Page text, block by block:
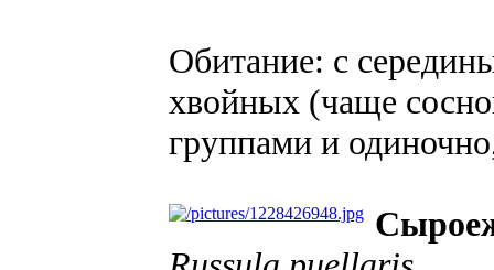
Обитание: с
хвойных (чаще
группами и